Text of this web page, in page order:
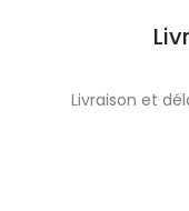
Livraison et